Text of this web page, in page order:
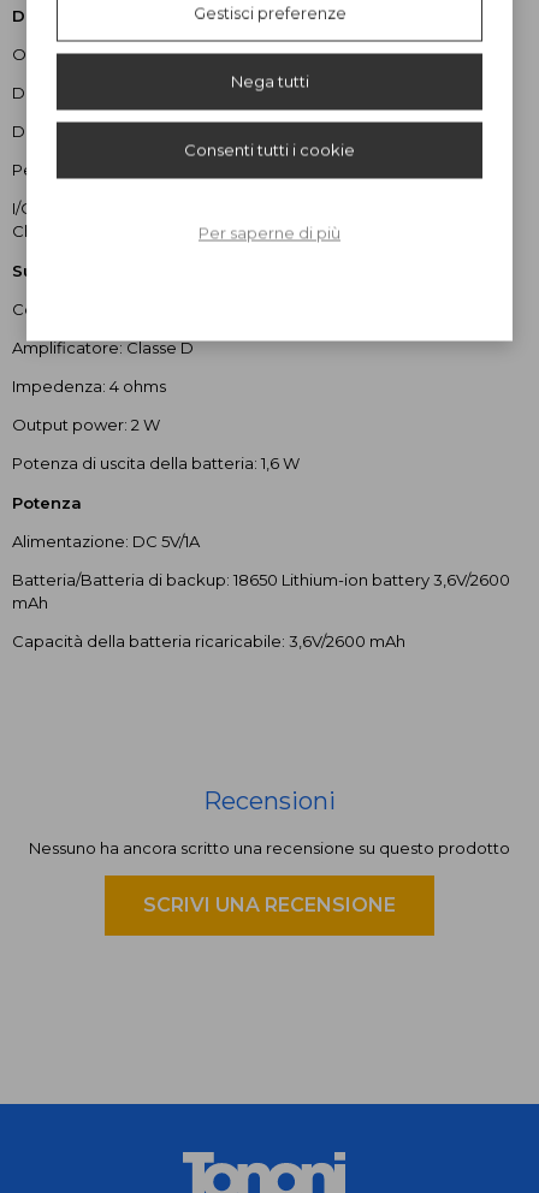
Design
Orologio: Orario reale, sveglia
Display: Oled, indicatore di carica della batteria
Dimensioni in mm: 145x254x93
Peso in g: 510
I/O interface: AUX-In, DAB+/FM con antenna, DC-In (Tipo C), USB
Charge (DC-in/Software update)
Suono
Configurazione altoparlante: 2 pollici
Amplificatore: Classe D
Impedenza: 4 ohms
Output power: 2 W
Potenza di uscita della batteria: 1,6 W
Potenza
Alimentazione: DC 5V/1A
Batteria/Batteria di backup: 18650 Lithium-ion battery 3,6V/2600
mAh
Capacità della batteria ricaricabile: 3,6V/2600 mAh
Recensioni
Nessuno ha ancora scritto una recensione su questo prodotto
SCRIVI UNA RECENSIONE
Gestisci preferenze
Nega tutti
Consenti tutti i cookie
Per saperne di più